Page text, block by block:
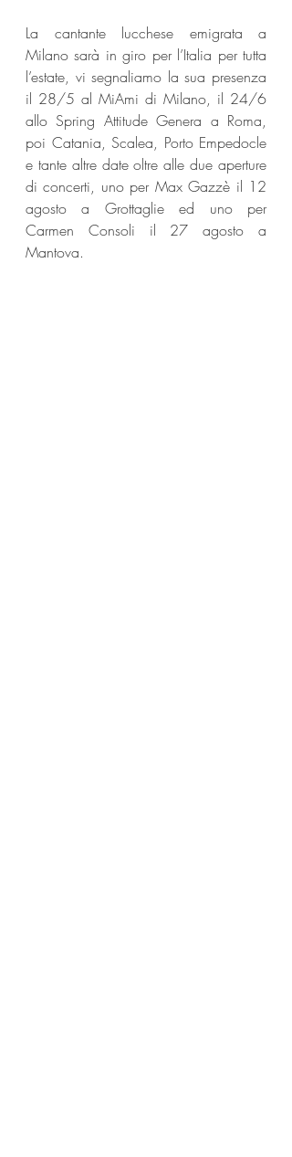
La cantante lucchese emigrata a
Milano sarà in giro per l’Italia per tutta
l’estate, vi segnaliamo la sua presenza
il 28/5 al MiAmi di Milano, il 24/6
allo Spring Attitude Genera a Roma,
poi Catania, Scalea, Porto Empedocle
e tante altre date oltre alle due aperture
di concerti, uno per Max Gazzè il 12
agosto a Grottaglie ed uno per
Carmen Consoli il 27 agosto a
Mantova.